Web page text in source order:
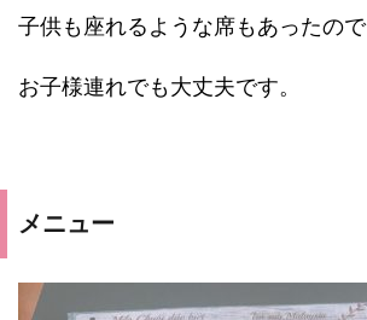
子供も座れるような席もあったので
お子様連れでも大丈夫です。
メニュー